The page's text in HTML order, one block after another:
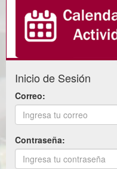
Inicio de Sesión
Correo:
Contraseña: